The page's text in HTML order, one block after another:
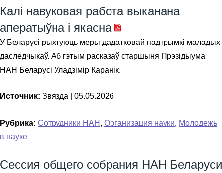
Калі навуковая работа выканана
аператыўна і якасна
У Беларусі рыхтуюць меры дадатковай падтрымкі маладых
даследчыкаў. Аб гэтым расказаў старшыня Прэзідыума
НАН Беларусі Уладзімір Каранік.
Источник: Звязда | 05.05.2026
Рубрика: Сотрудники НАН , Организация науки, Молодежь
в науке
Сессия общего собрания НАН Беларуси